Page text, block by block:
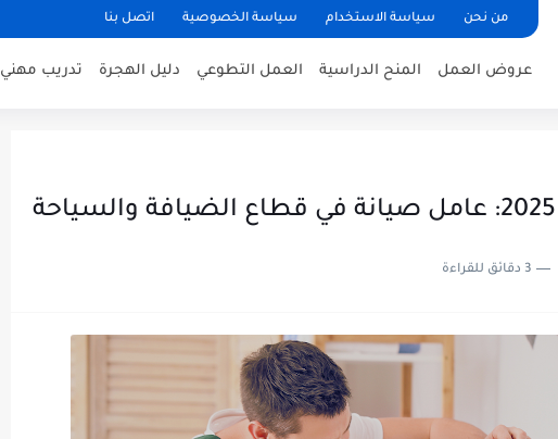
من نحن سياسة الاستخدام سياسة الخصوصية اتصل بنا
عروض العمل المنح الدراسية العمل التطوعي دليل الهجرة تدريب مهني
3 دقائق للقراءة